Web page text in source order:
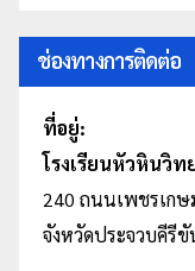
ช่องทางการติดต่อ
ที่อยู่:
โรงเรียนหัวหินวิท
240 ถนนเพชรเกษ
จังหวัดประจวบคีรี